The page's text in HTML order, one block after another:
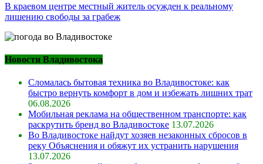
В краевом центре местный житель осужден к реальному
лишению свободы за грабеж
Новости Владивостока
Сломалась бытовая техника во Владивостоке: как
быстро вернуть комфорт в дом и избежать лишних трат
06.08.2026
Мобильная реклама на общественном транспорте: как
раскрутить бренд во Владивостоке 13.07.2026
Во Владивостоке найдут хозяев незаконных сбросов в
реку Объяснения и обяжут их устранить нарушения
13.07.2026